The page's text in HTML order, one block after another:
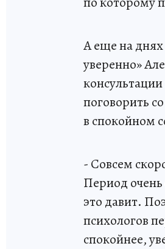
А еще на днях
уверенно»
поговорить
в спокойном
- Совсем
Период
это давит.
психологов
спокойнее,